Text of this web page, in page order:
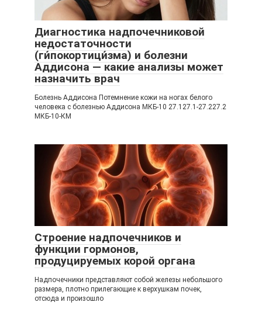
Диагностика надпочечниковой
недостаточности
(ги́покортици́зма) и болезни
Аддисона — какие анализы может
назначить врач
Болезнь Аддисона Потемнение кожи на ногах белого
человека с болезнью Аддисона МКБ-10 27.127.1-27.227.2
МКБ-10-КМ
Строение надпочечников и
функции гормонов,
продуцируемых корой органа
Надпочечники представляют собой железы небольшого
размера, плотно прилегающие к верхушкам почек,
отсюда и произошло